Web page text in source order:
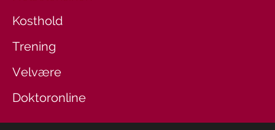
Kosthold
Trening
Velvære
Doktoronline